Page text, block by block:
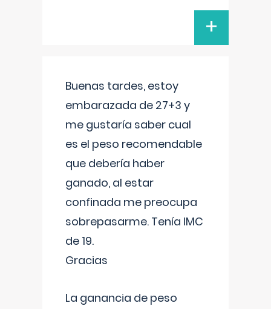
+
Buenas tardes, estoy
embarazada de 27+3 y
me gustaría saber cual
es el peso recomendable
que debería haber
ganado, al estar
confinada me preocupa
sobrepasarme. Tenía IMC
de 19.
Gracias
La ganancia de peso